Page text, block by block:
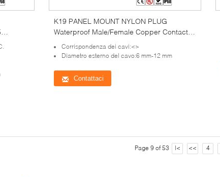
K19 PANEL MOUNT NYLON PLUG
Waterproof Male/Female Copper Contact
per applicazioni RF/UHF nel settore
aerospaziale
Corrispondenza dei cavi:<>
Diametro esterno del cavo:6 mm-12 mm
Contattaci
Page 9 of 53 |< << 4